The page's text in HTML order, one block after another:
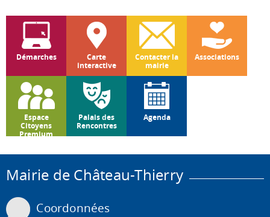
Démarches
Carte
interactive
Contacter la
mairie
Associations
Espace
Citoyens
Premium
Palais des
Rencontres
Agenda
Mairie de Château-Thierry
Coordonnées